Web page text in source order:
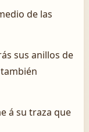
de las
sus anillos de
á su traza que